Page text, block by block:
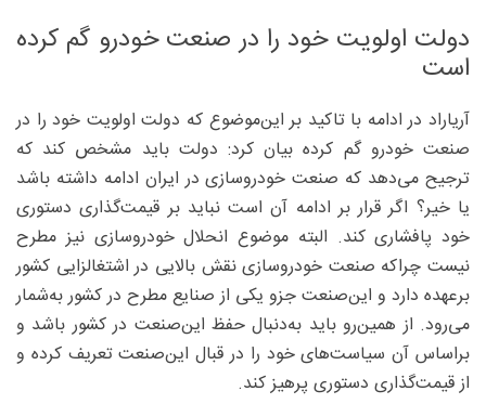
دولت اولویت خود را در صنعت خودرو گم کرده
است
آریاراد در ادامه با تاکید بر این‌موضوع که دولت اولویت خود را در
صنعت خودرو گم کرده بیان کرد: دولت باید مشخص کند که
ترجیح می‌دهد که صنعت خودروسازی در ایران ادامه داشته باشد
یا خیر؟ اگر قرار بر ادامه آن است نباید بر قیمت‌گذاری دستوری
خود پافشاری کند. البته موضوع انحلال خودروسازی نیز مطرح
‌نیست چراکه صنعت خودروسازی نقش بالایی در اشتغالزایی کشور
برعهده دارد و این‌صنعت جزو یکی از صنایع مطرح در کشور به‌شمار
می‌رود. از همین‌رو باید به‌دنبال حفظ این‌صنعت در کشور باشد و
براساس آن سیاست‌های خود را در قبال این‌صنعت تعریف کرده و
از قیمت‌گذاری دستوری پرهیز کند.